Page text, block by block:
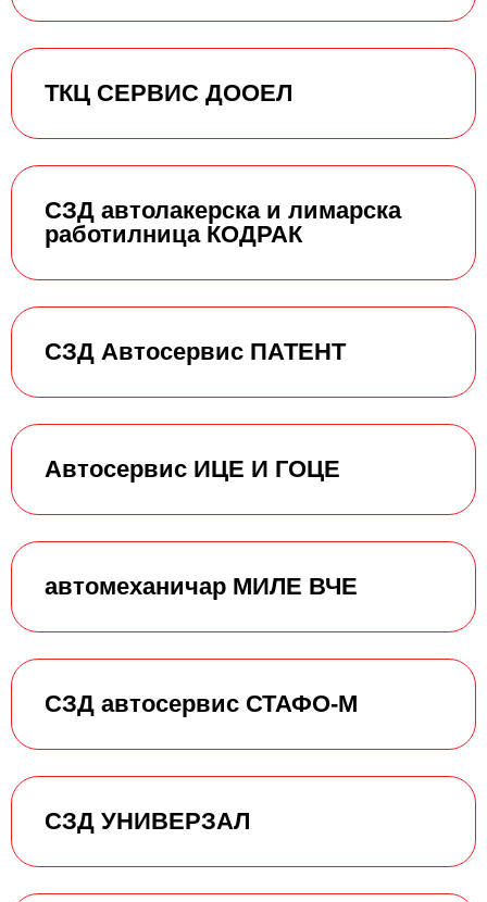
ТКЦ СЕРВИС ДООЕЛ
СЗД автолакерска и лимарска
работилница КОДРАК
СЗД Автосервис ПАТЕНТ
Автосервис ИЦЕ И ГОЦЕ
автомеханичар МИЛЕ ВЧЕ
СЗД автосервис СТАФО-М
СЗД УНИВЕРЗАЛ